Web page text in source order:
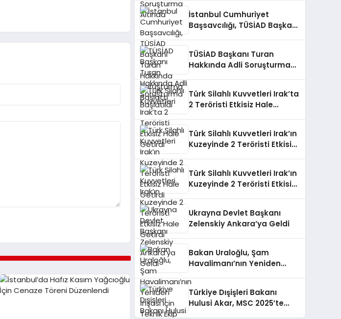
İstanbul Cumhuriyet
Başsavcılığı, TÜSİAD Başkanı
TÜSİAD Başkanı Turan
Hakkında Adli Soruşturma
Türk Silahlı Kuvvetleri Irak’ta
2 Teröristi Etkisiz Hale
Türk Silahlı Kuvvetleri Irak’ın
Kuzeyinde 2 Teröristi Etkisiz
Türk Silahlı Kuvvetleri Irak’ın
Kuzeyinde 2 Teröristi Etkisiz
Ukrayna Devlet Başkanı
Zelenskiy Ankara’ya Geldi
Bakan Uraloğlu, Şam
Havalimanı’nın Yeniden
Türkiye Dışişleri Bakanı
Hulusi Akar, MSC 2025’te